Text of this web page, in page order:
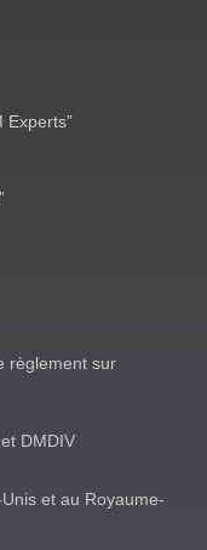
Experts”
règlement sur
DMDIV
et au Royaume-